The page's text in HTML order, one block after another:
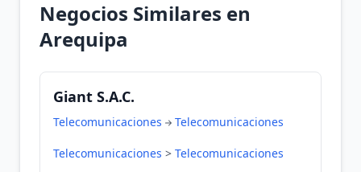
Negocios Similares en
Arequipa
Giant S.A.C.
Telecomunicaciones Telecomunicaciones
Telecomunicaciones > Telecomunicaciones